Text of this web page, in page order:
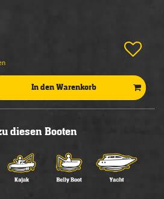
In den Warenkorb
diesen Booten